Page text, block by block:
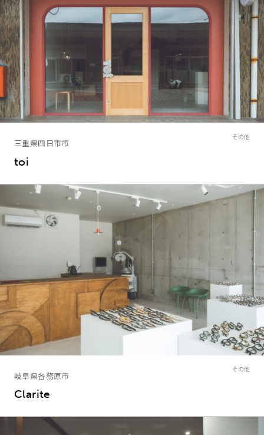
toi
三重県四日市市
その他
Clarite
岐阜県各務原市
その他